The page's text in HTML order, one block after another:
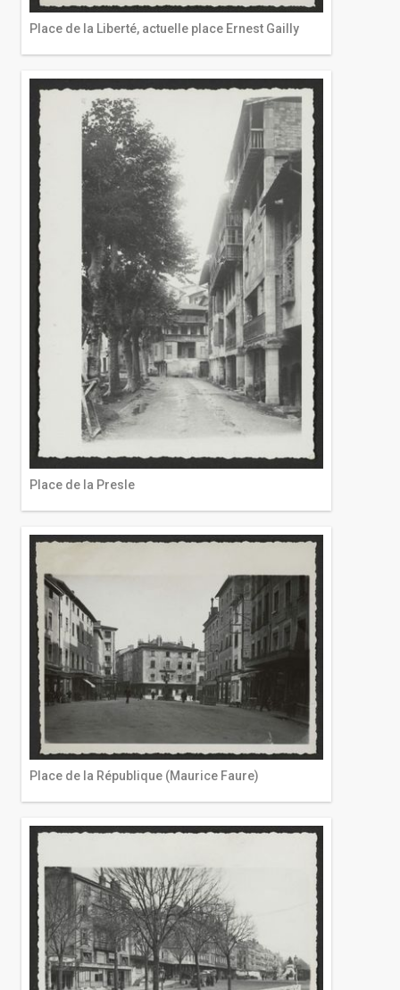
Place de la Liberté, actuelle place Ernest Gailly
Place de la Presle
Place de la République (Maurice Faure)